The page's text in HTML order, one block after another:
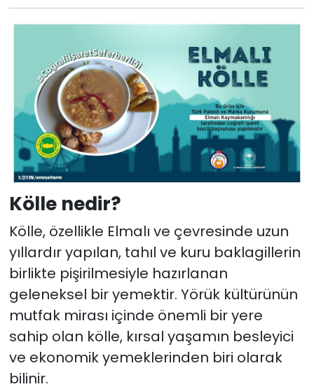
Kölle nedir?
Kölle, özellikle Elmalı ve çevresinde uzun
yıllardır yapılan, tahıl ve kuru baklagillerin
birlikte pişirilmesiyle hazırlanan
geleneksel bir yemektir. Yörük kültürünün
mutfak mirası içinde önemli bir yere
sahip olan kölle, kırsal yaşamın besleyici
ve ekonomik yemeklerinden biri olarak
bilinir.